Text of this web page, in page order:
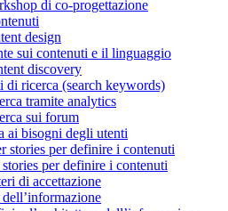
di co-progettazione
design
sui contenuti e il linguaggio
discovery
di ricerca (search keywords)
tramite analytics
sui forum
ai bisogni degli utenti
stories per definire i contenuti
per definire i contenuti
di accettazione